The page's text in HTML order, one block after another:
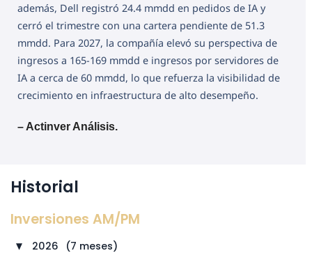
además, Dell registró 24.4 mmdd en pedidos de IA y
cerró el trimestre con una cartera pendiente de 51.3
mmdd. Para 2027, la compañía elevó su perspectiva de
ingresos a 165-169 mmdd e ingresos por servidores de
IA a cerca de 60 mmdd, lo que refuerza la visibilidad de
crecimiento en infraestructura de alto desempeño.
– Actinver Análisis.
Historial
Inversiones AM/PM
► 2026 (7 meses)